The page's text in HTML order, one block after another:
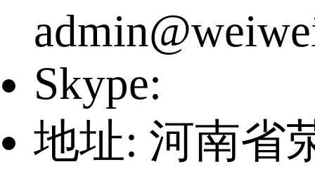
Skype:
地址: 河南省